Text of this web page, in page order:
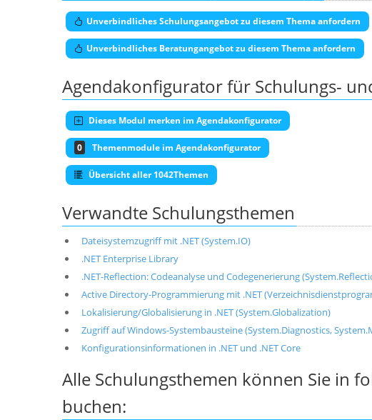
Unverbindliches Schulungsangebot zu diesem Thema anfordern
Unverbindliches Beratungangebot zu diesem Thema anfordern
Agendakonfigurator für Schulungs-
Dieses Modul merken im Agendakonfigurator
0 Themenmodule im Agendakonfigurator
Übersicht aller 1042Themen
Verwandte Schulungsthemen
Dateisystemzugriff mit .NET (System.IO)
.NET Enterprise Library
.NET-Reflection: Codeanalyse und Codegenerierung
Active Directory-Programmierung mit .NET
Lokalisierung/Globalisierung in .NET (System.Globalization)
Zugriff auf Windows-Systembausteine (System.Diagnostics,
Konfigurationsinformationen in .NET und .NET Core
Alle Schulungsthemen können Sie in
buchen: